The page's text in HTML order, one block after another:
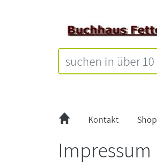
Kontakt Shop
Impressum